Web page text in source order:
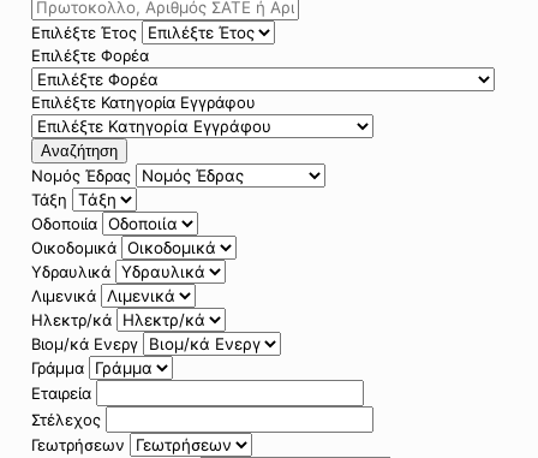
Επιλέξτε Έτος
Επιλέξτε Φορέα
Επιλέξτε Κατηγορία Εγγράφου
Αναζήτηση
Νομός Έδρας
Τάξη
Οδοποιία
Οικοδομικά
Υδραυλικά
Λιμενικά
Ηλεκτρ/κά
Βιομ/κά Ενεργ
Γράμμα
Εταιρεία
Στέλεχος
Γεωτρήσεων